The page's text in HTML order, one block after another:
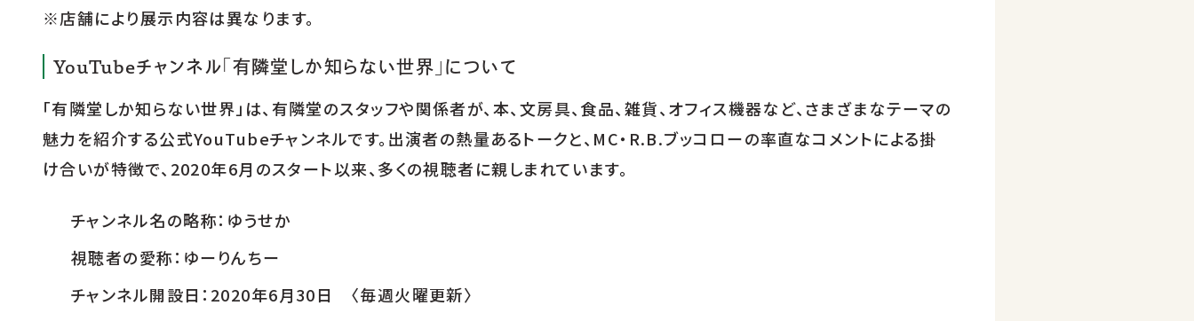
※店舗により展示内容は異なります。
YouTubeチャンネル「有隣堂しか知らない世界」について
「有隣堂しか知らない世界」は、有隣堂のスタッフや関係者が、本、文房具、食品、雑貨、オフィス機器など、さまざまなテーマの
魅力を紹介する公式YouTubeチャンネルです。出演者の熱量あるトークと、MC・R.B.ブッコローの率直なコメントによる掛
け合いが特徴で、2020年6月のスタート以来、多くの視聴者に親しまれています。
チャンネル名の略称：ゆうせか
視聴者の愛称：ゆーりんちー
チャンネル開設日：2020年6月30日 〈毎週火曜更新〉